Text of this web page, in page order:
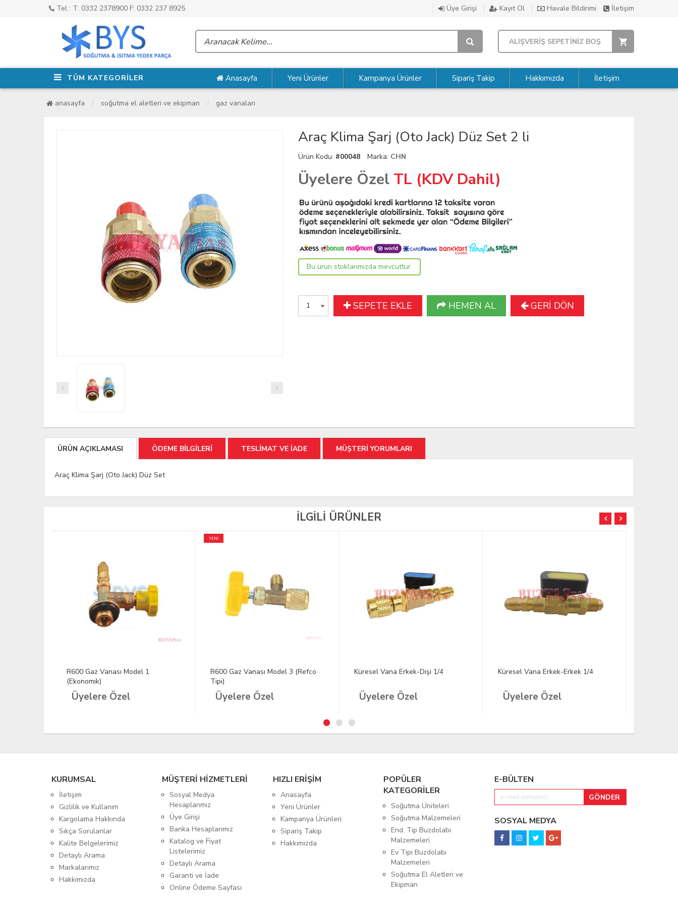
Tel : T: 0332 2378900 F: 0332 237 8925 Üye Girişi Kayıt Ol Havale Bildirimi İletişim
ALIŞVERİŞ SEPETİNİZ BOŞ
TÜM KATEGORİLER Anasayfa Yeni Ürünler Kampanya Ürünler Sipariş Takip Hakkımızda İletişim
anasayfa soğutma el aletleri ve ekipman gaz vanaları
Araç Klima Şarj (Oto Jack) Düz Set 2 li
Ürün Kodu: #00048 Marka: CHN
Üyelere Özel TL (KDV Dahil)
Bu ürün stoklarımızda mevcuttur.
SEPETE EKLE HEMEN AL GERİ DÖN
ÜRÜN AÇIKLAMASI ÖDEME BİLGİLERİ TESLİMAT VE İADE MÜŞTERİ YORUMLARI
Araç Klima Şarj (Oto Jack) Düz Set
İLGİLİ ÜRÜNLER
R600 Gaz Vanası Model 1
(Ekonomik)
Üyelere Özel
YENİ
R600 Gaz Vanası Model 3 (Refco
Tipi)
Üyelere Özel
Küresel Vana Erkek-Dişi 1/4
Üyelere Özel
Küresel Vana Erkek-Erkek 1/4
Üyelere Özel
KURUMSAL
İletişim
Gizlilik ve Kullanım
Kargolama Hakkında
Sıkça Sorulanlar
Kalite Belgelerimiz
Detaylı Arama
Markalarımız
Hakkımızda
MÜŞTERİ HİZMETLERİ
Sosyal Medya
Hesaplarımız
Üye Girişi
Banka Hesaplarımız
Katalog ve Fiyat
Listelerimiz
Detaylı Arama
Garanti ve İade
Online Ödeme Sayfası
HIZLI ERİŞİM
Anasayfa
Yeni Ürünler
Kampanya Ürünleri
Sipariş Takip
Hakkımızda
POPÜLER
KATEGORİLER
Soğutma Üniteleri
Soğutma Malzemeleri
End. Tip Buzdolabı
Malzemeleri
Ev Tipi Buzdolabı
Malzemeleri
Soğutma El Aletleri ve
Ekipman
E-BÜLTEN
SOSYAL MEDYA